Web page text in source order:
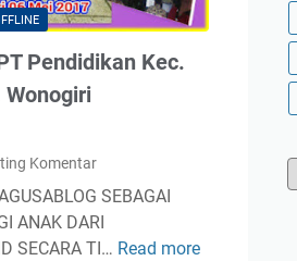
u
r
u
s
n
P
e
l
Pendidikan Kec.
Wonogiri
Komentar
SEBAGAI
ANAK DARI
SECARA TI… Read more